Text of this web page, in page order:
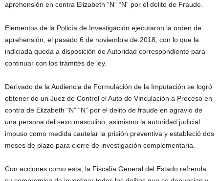
aprehensión en contra Elizabeth “N” “N” por el delito de Fraude.
Elementos de la Policía de Investigación ejecutaron la orden de
aprehensión, el pasado 6 de noviembre de 2018, con lo que la
indiciada queda a disposición de Autoridad correspondiente para
continuar con los trámites de ley.
Derivado de la Audiencia de Formulación de la Imputación se logró
obtener de un Juez de Control el Auto de Vinculación a Proceso en
contra de Elizabeth “N” “N” por el delito de fraude en agravio de
una persona del sexo masculino, asimismo la autoridad judicial
impuso como medida cautelar la prisión preventiva y estableció dos
meses de plazo para cierre de investigación complementaria.
Con acciones como esta, la Fiscalía General del Estado refrenda